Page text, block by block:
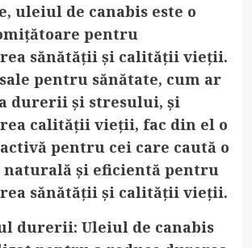
uleiul de canabis este o
pentru
sănătății și calității vieții.
pentru sănătate, cum ar
durerii și stresului, și
calității vieții, fac din el o
pentru cei care caută o
și eficientă pentru
sănătății și calității vieții.
durerii: Uleiul de canabis